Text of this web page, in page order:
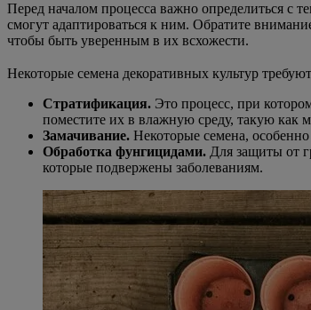
Перед началом процесса важно определиться с
смогут адаптироваться к ним. Обратите
чтобы быть уверенным в их всхожести.
Некоторые семена декоративных культур
Стратификация. Это процесс, при
поместите их в влажную среду, такую как
Замачивание. Некоторые семена,
Обработка фунгицидами. Для защиты от
которые подвержены заболеваниям.